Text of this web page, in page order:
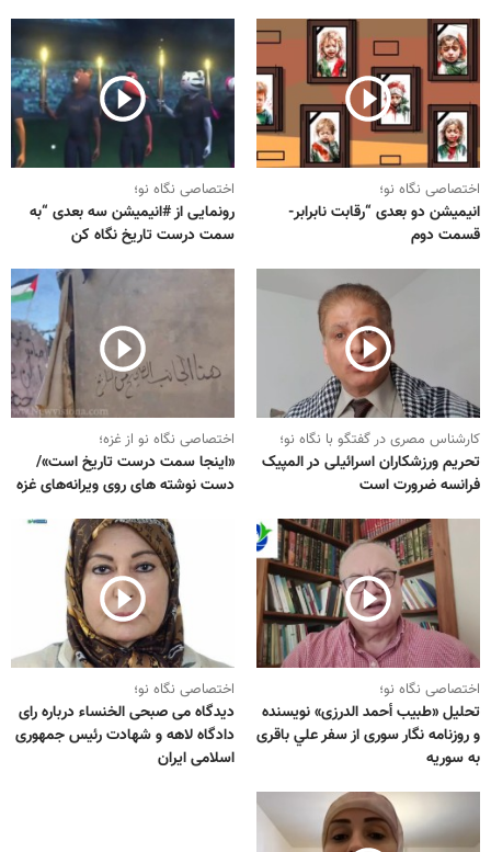
اختصاصی نگاه نو؛
انیمیشن دو بعدی “رقابت نابرابر-
قسمت دوم
اختصاصی نگاه نو؛
رونمایی از #انیمیشن سه بعدی “به
سمت درست تاریخ نگاه کن
کارشناس مصری در گفتگو با نگاه نو؛
تحریم ورزشکاران اسرائیلی در المپیک
فرانسه ضرورت است
اختصاصی نگاه نو از غزه؛
«اینجا سمت درست تاریخ است»/
دست نوشته های روی ویرانه‌های غزه
اختصاصی نگاه نو؛
تحلیل «طبيب أحمد الدرزی» نویسنده
و روزنامه نگار سوری از سفر علي باقری
به سوریه
اختصاصی نگاه نو؛
دیدگاه می صبحی الخنساء درباره رای
دادگاه لاهه و شهادت رئیس جمهوری
اسلامی ایران